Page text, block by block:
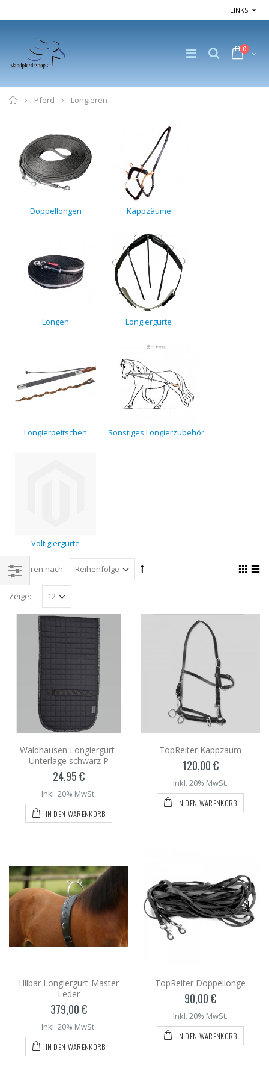
LINKS
0
Home
Pferd Longieren
Doppellongen Kappzäume
Longen Longiergurte
Longierpeitschen Sonstiges Longierzubehör
Voltigiergurte
Sortieren nach:
Zeige:
Waldhausen Longiergurt-
Unterlage schwarz P
24,95 €
Inkl. 20% MwSt.
IN DEN WARENKORB
TopReiter Kappzaum
120,00 €
Inkl. 20% MwSt.
IN DEN WARENKORB
Hilbar Longiergurt-Master
Leder
379,00 €
Inkl. 20% MwSt.
IN DEN WARENKORB
TopReiter Doppellonge
90,00 €
Inkl. 20% MwSt.
IN DEN WARENKORB